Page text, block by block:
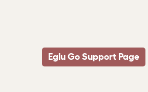
Eglu Go Support Page